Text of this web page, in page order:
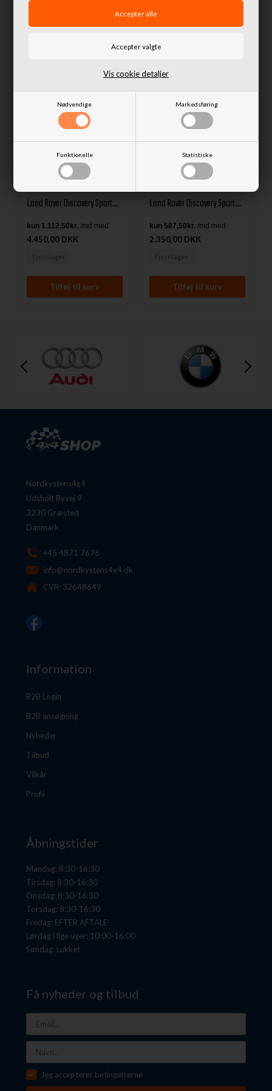
Nødvendige Markedsføring
Funktionelle Statistiske
Vis cookie detaljer
Anhængertræk fra Trux til
Land Rover Discovery Sport
L550 Årgang 2019+
4.450,00 DKK
Fjernlager
Anhængertræk fra Trux til
Land Rover Discovery Sport
L550 Årgang 2019+
2.350,00 DKK
Fjernlager
Nordkystens4x4
Udsholt Byvej 9
3230 Græsted
Danmark
+45 4871 7676
info@nordkystens4x4.dk
CVR: 32648649
Information
B2B Login
B2B ansøgning
Nyheder
Tilbud
Vilkår
Profil
Åbningstider
Mandag: 8:30-16:30
Tirsdag: 8:30-16:30
Onsdag: 8:30-16:30
Torsdag: 8:30-16:30
Fredag: EFTER AFTALE
Lørdag i lige uger: 10:00-16:00
Søndag: Lukket
Få nyheder og tilbud
Jeg accepterer betingelserne